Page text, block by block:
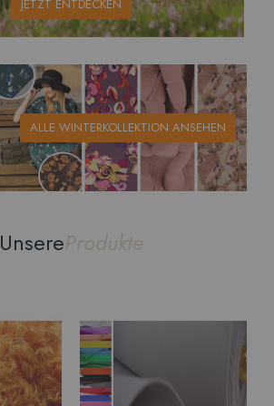
JETZT ENTDECKEN
ALLE WINTERKOLLEKTION ANSEHEN
UnsereProdukte